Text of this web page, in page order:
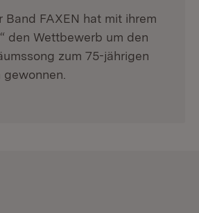
Band FAXEN hat mit ihrem
den Wettbewerb um den
zum 75-jährigen